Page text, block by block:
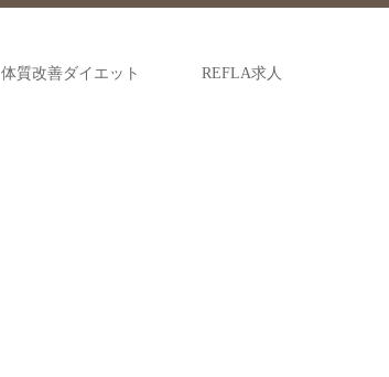
体質改善ダイエット REFLA求人